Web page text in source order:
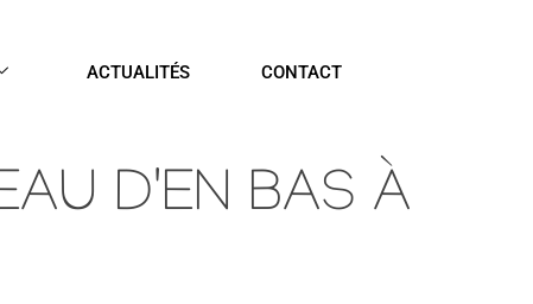
ACTUALITÉS CONTACT
D'EN BAS À